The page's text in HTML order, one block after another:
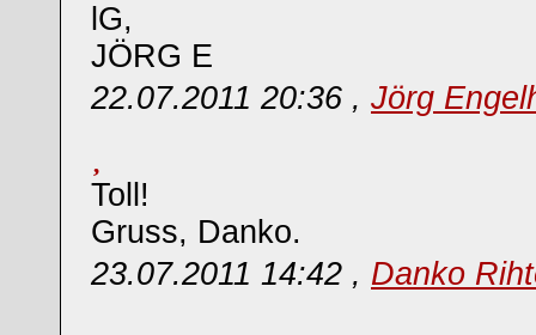
lG,
JÖRG E
22.07.2011 20:36 , Jörg
Toll!
Gruss, Danko.
23.07.2011 14:42 , Danko